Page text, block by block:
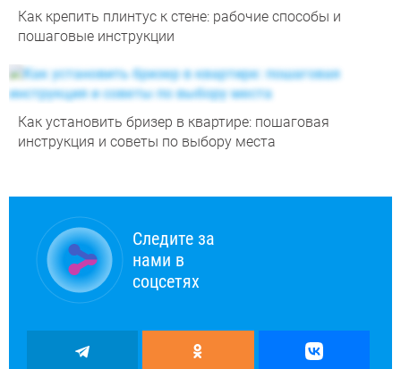
Как крепить плинтус к стене: рабочие способы и
пошаговые инструкции
Как установить бризер в квартире: пошаговая
инструкция и советы по выбору места
Следите за
нами в
соцсетях